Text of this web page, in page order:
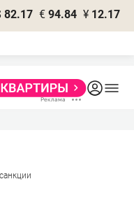
82.17 € 94.84 ¥ 12.17
санкции